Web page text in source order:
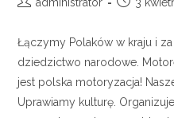
administrator 3
Łączymy Polaków w kraju i
dziedzictwo narodowe.
jest polska motoryzacja!
Uprawiamy kulturę.